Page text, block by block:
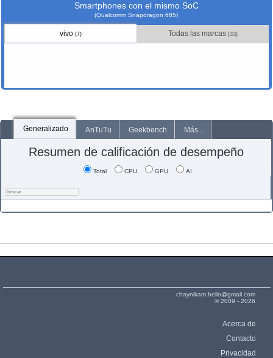
Smartphones con el mismo SoC
(Qualcomm Snapdragon 685)
vivo (7) Todas las marcas (33)
Generalizado AnTuTu Geekbench Más...
Resumen de calificación de desempeño
Total CPU GPU AI
chaynikam.hello@gmail.com
© 2009 - 2026
Acerca de
Contacto
Privacidad